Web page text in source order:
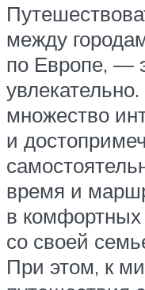
между
по Европе, —
множество
и
время и
в комфортных
со своей
При этом, к